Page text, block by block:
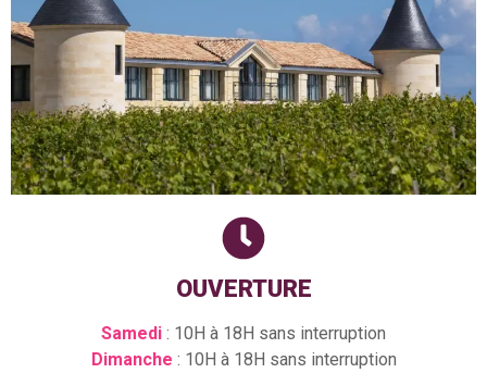
OUVERTURE
Samedi : 10H à 18H sans interruption
Dimanche : 10H à 18H sans interruption